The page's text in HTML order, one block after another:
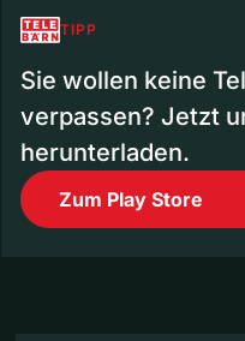
TIPP
Sie wollen keine
verpassen? Jetzt
herunterladen.
Zum Play Store